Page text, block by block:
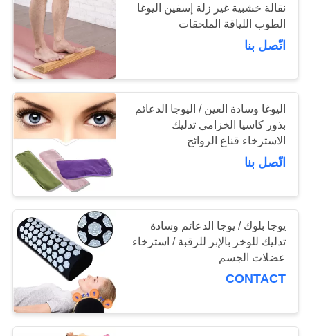
الأربطة المطاطية
للياقة البدنية
15
حبل القفز السريع
نقالة خشبية غير زلة إسفين اليوغا
الطوب اللياقة الملحقات
اتّصل بنا
اليوغا وسادة العين / اليوجا الدعائم
بذور كاسيا الخزامى تدليك
الاسترخاء قناع الروائح
اتّصل بنا
يوجا بلوك / يوجا الدعائم وسادة
تدليك للوخز بالإبر للرقبة / استرخاء
عضلات الجسم
CONTACT